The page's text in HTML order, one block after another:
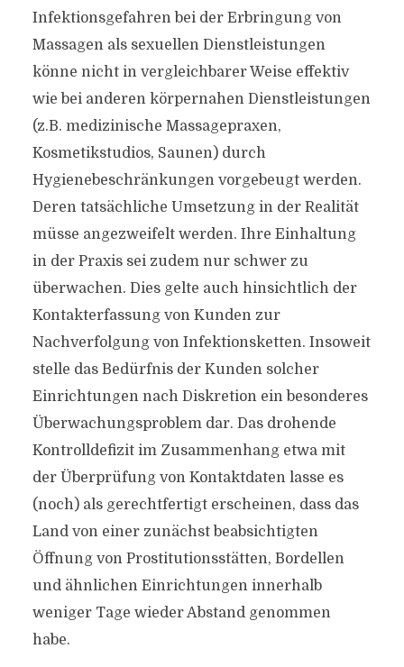
Infektionsgefahren bei der Erbringung von
Massagen als sexuellen Dienstleistungen
könne nicht in vergleichbarer Weise effektiv
wie bei anderen körpernahen Dienstleistungen
(z.B. medizinische Massagepraxen,
Kosmetikstudios, Saunen) durch
Hygienebeschränkungen vorgebeugt werden.
Deren tatsächliche Umsetzung in der Realität
müsse angezweifelt werden. Ihre Einhaltung
in der Praxis sei zudem nur schwer zu
überwachen. Dies gelte auch hinsichtlich der
Kontakterfassung von Kunden zur
Nachverfolgung von Infektionsketten. Insoweit
stelle das Bedürfnis der Kunden solcher
Einrichtungen nach Diskretion ein besonderes
Überwachungsproblem dar. Das drohende
Kontrolldefizit im Zusammenhang etwa mit
der Überprüfung von Kontaktdaten lasse es
(noch) als gerechtfertigt erscheinen, dass das
Land von einer zunächst beabsichtigten
Öffnung von Prostitutionsstätten, Bordellen
und ähnlichen Einrichtungen innerhalb
weniger Tage wieder Abstand genommen
habe.